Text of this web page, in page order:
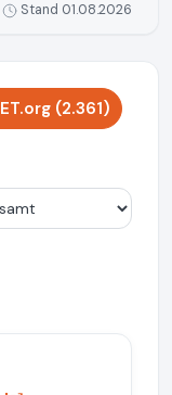
Stand 01.08.2026
(2.361)